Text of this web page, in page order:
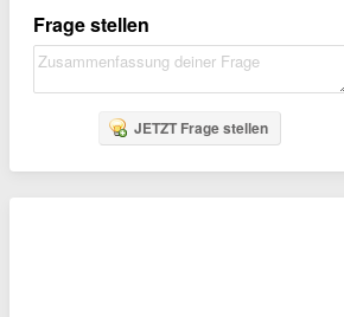
Frage stellen
JETZT Frage stellen